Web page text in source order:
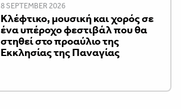
8 SEPTEMBER 2026
Κλέφτικο, μουσική και χορός σε
ένα υπέροχο φεστιβάλ που θα
στηθεί στο προαύλιο της
Εκκλησίας της Παναγίας